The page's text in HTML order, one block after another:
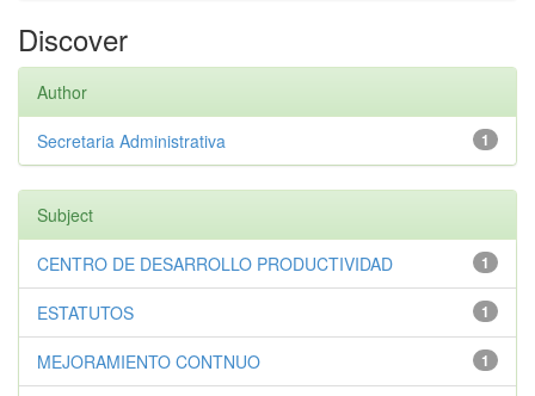
Discover
Author
1
Secretaria Administrativa
Subject
1
CENTRO DE DESARROLLO PRODUCTIVIDAD
1
ESTATUTOS
1
MEJORAMIENTO CONTNUO